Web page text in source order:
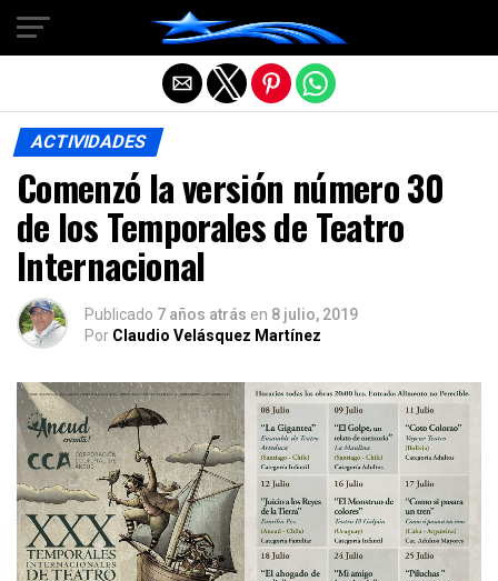
ACTIVIDADES
Comenzó la versión número 30
de los Temporales de Teatro
Internacional
Publicado 7 años atrás en 8 julio, 2019
Por Claudio Velásquez Martínez
Salir de la versión móvil